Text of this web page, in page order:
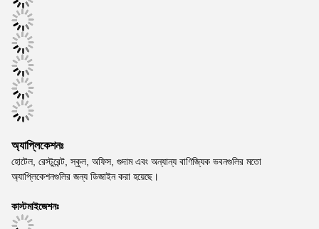
অ্যাপ্লিকেশনঃ
হোটেল, রেস্টুরেন্ট, স্কুল, অফিস, গুদাম এবং অন্যান্য বাণিজ্যিক ভবনগুলির মতো
অ্যাপ্লিকেশনগুলির জন্য ডিজাইন করা হয়েছে।
কাস্টমাইজেশনঃ